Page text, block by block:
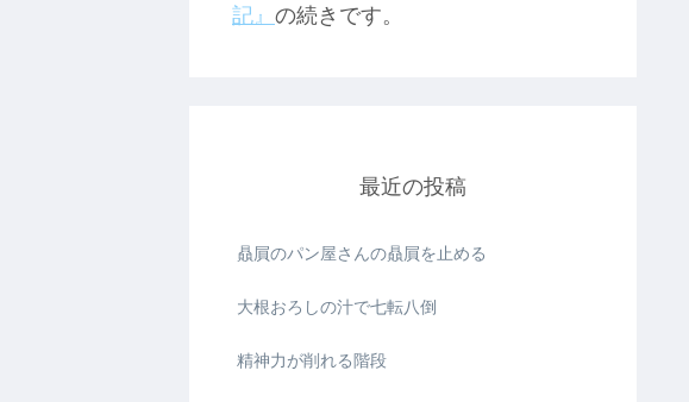
記』 の続きです。
最近の投稿
贔屓のパン屋さんの贔屓を止める
大根おろしの汁で七転八倒
精神力が削れる階段